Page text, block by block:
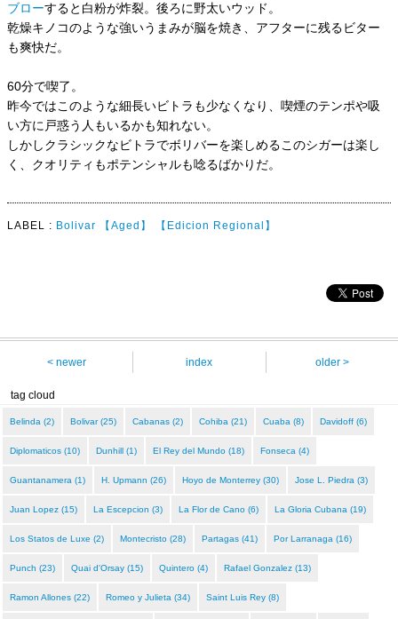
ブローすると白粉が炸裂。後ろに野太いウッド。
乾燥キノコのような強いうまみが脳を焼き、アフターに残るビター
も爽快だ。
60分で喫了。
昨今ではこのような細長いビトラも少なくなり、喫煙のテンポや吸
い方に戸惑う人もいるかも知れない。
しかしクラシックなビトラでボリバーを楽しめるこのシガーは楽し
く、クオリティもポテンシャルも唸るばかりだ。
LABEL : Bolivar 【Aged】 【Edicion Regional】
< newer index older >
tag cloud
Belinda (2) Bolivar (25) Cabanas (2) Cohiba (21) Cuaba (8) Davidoff (6)
Diplomaticos (10) Dunhill (1) El Rey del Mundo (18) Fonseca (4)
Guantanamera (1) H. Upmann (26) Hoyo de Monterrey (30) Jose L. Piedra (3)
Juan Lopez (15) La Escepcion (3) La Flor de Cano (6) La Gloria Cubana (19)
Los Statos de Luxe (2) Montecristo (28) Partagas (41) Por Larranaga (16)
Punch (23) Quai d'Orsay (15) Quintero (4) Rafael Gonzalez (13)
Ramon Allones (22) Romeo y Julieta (34) Saint Luis Rey (8)